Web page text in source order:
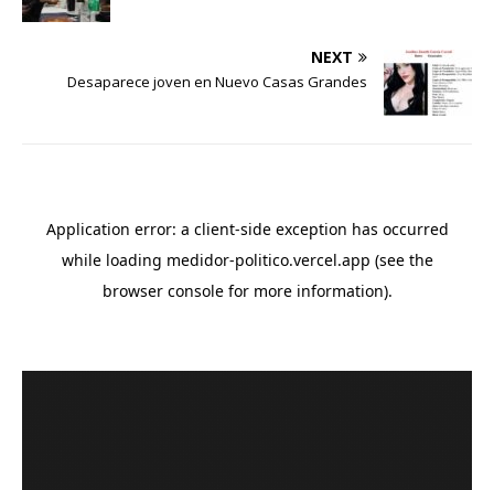
NEXT
Desaparece joven en Nuevo Casas Grandes